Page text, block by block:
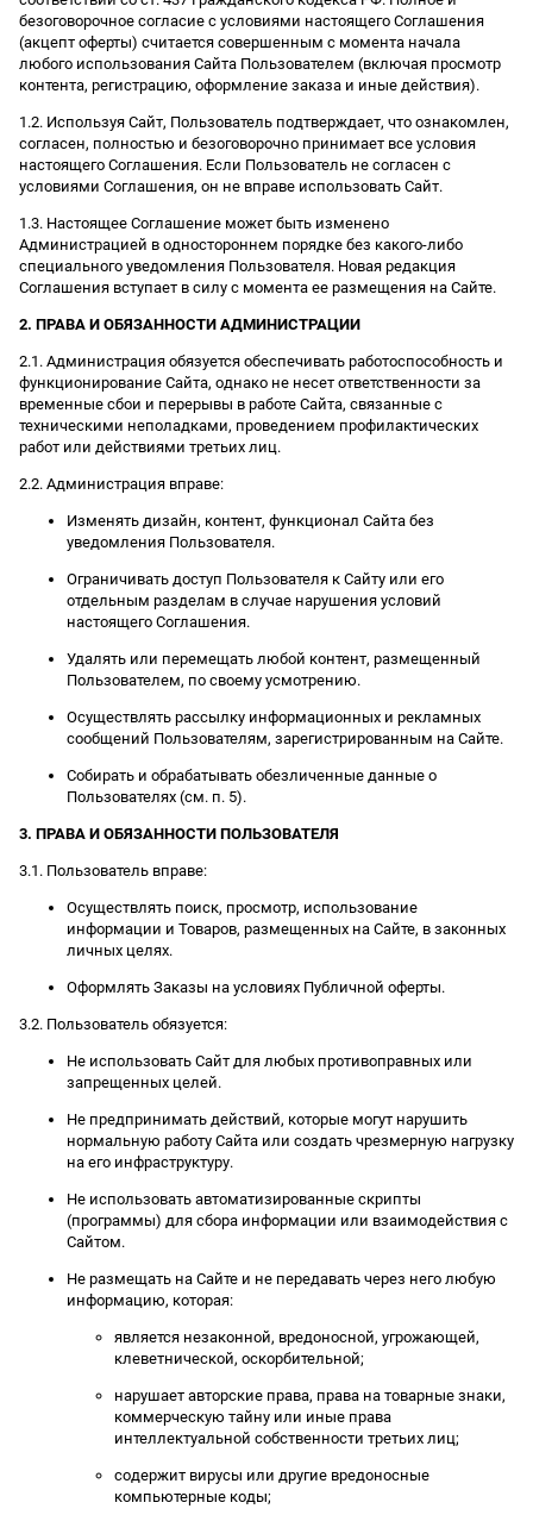
безоговорочное согласие с условиями настоящего Соглашения
(акцепт оферты) считается совершенным с момента начала
любого использования Сайта Пользователем (включая просмотр
контента, регистрацию, оформление заказа и иные действия).
1.2. Используя Сайт, Пользователь подтверждает, что ознакомлен,
согласен, полностью и безоговорочно принимает все условия
настоящего Соглашения. Если Пользователь не согласен с
условиями Соглашения, он не вправе использовать Сайт.
1.3. Настоящее Соглашение может быть изменено
Администрацией в одностороннем порядке без какого-либо
специального уведомления Пользователя. Новая редакция
Соглашения вступает в силу с момента ее размещения на Сайте.
2. ПРАВА И ОБЯЗАННОСТИ АДМИНИСТРАЦИИ
2.1. Администрация обязуется обеспечивать работоспособность и
функционирование Сайта, однако не несет ответственности за
временные сбои и перерывы в работе Сайта, связанные с
техническими неполадками, проведением профилактических
работ или действиями третьих лиц.
2.2. Администрация вправе:
Изменять дизайн, контент, функционал Сайта без
уведомления Пользователя.
Ограничивать доступ Пользователя к Сайту или его
отдельным разделам в случае нарушения условий
настоящего Соглашения.
Удалять или перемещать любой контент, размещенный
Пользователем, по своему усмотрению.
Осуществлять рассылку информационных и рекламных
сообщений Пользователям, зарегистрированным на Сайте.
Собирать и обрабатывать обезличенные данные о
Пользователях (см. п. 5).
3. ПРАВА И ОБЯЗАННОСТИ ПОЛЬЗОВАТЕЛЯ
3.1. Пользователь вправе:
Осуществлять поиск, просмотр, использование
информации и Товаров, размещенных на Сайте, в законных
личных целях.
Оформлять Заказы на условиях Публичной оферты.
3.2. Пользователь обязуется:
Не использовать Сайт для любых противоправных или
запрещенных целей.
Не предпринимать действий, которые могут нарушить
нормальную работу Сайта или создать чрезмерную нагрузку
на его инфраструктуру.
Не использовать автоматизированные скрипты
(программы) для сбора информации или взаимодействия с
Сайтом.
Не размещать на Сайте и не передавать через него любую
информацию, которая:
является незаконной, вредоносной, угрожающей,
клеветнической, оскорбительной;
нарушает авторские права, права на товарные знаки,
коммерческую тайну или иные права
интеллектуальной собственности третьих лиц;
содержит вирусы или другие вредоносные
компьютерные коды;